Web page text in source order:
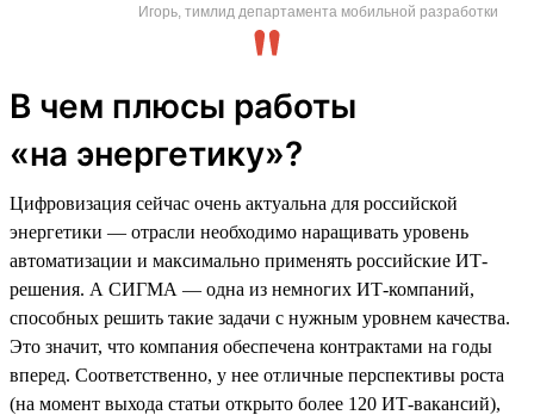
Игорь, тимлид департамента мобильной разработки
В чем плюсы работы
«на энергетику»?
Цифровизация сейчас очень актуальна для российской
энергетики — отрасли необходимо наращивать уровень
автоматизации и максимально применять российские ИТ-
решения. А СИГМА — одна из немногих ИТ-компаний,
способных решить такие задачи с нужным уровнем качества.
Это значит, что компания обеспечена контрактами на годы
вперед. Соответственно, у нее отличные перспективы роста
(на момент выхода статьи открыто более 120 ИТ-вакансий),